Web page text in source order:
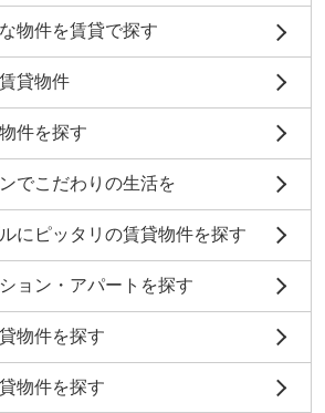
物件を賃貸で探す
貸物件
件を探す
でこだわりの生活を
にピッタリの賃貸物件を探す
ョン・アパートを探す
物件を探す
物件を探す